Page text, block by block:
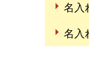
名入
名入